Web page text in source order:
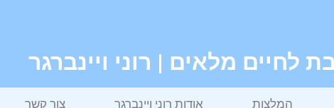
לחיים מלאים | רוני ויינברגר
המלצות אודות רוני ויינברגר צור קשר